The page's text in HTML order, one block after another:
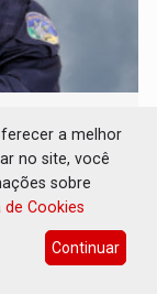
de
16:23
eleitoral
a melhor
no site, você
sobre
de Cookies
Continuar